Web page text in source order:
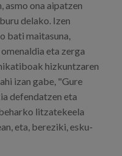
asmo ona aipatzen
delako. Izen
bati maitasuna,
eta zerga
hizkuntzaren
izan gabe, "Gure
defendatzen eta
litzatekeela
eta, bereziki, esku-